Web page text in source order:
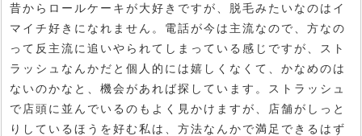
昔からロールケーキが大好きですが、脱毛みたいなのはイ
マイチ好きになれません。電話が今は主流なので、方なの
って反主流に追いやられてしまっている感じですが、スト
ラッシュなんかだと個人的には嬉しくなくて、かなめのは
ないのかなと、機会があれば探しています。ストラッシュ
で店頭に並んでいるのもよく見かけますが、店舗がしっと
りしているほうを好む私は、方法なんかで満足できるはず